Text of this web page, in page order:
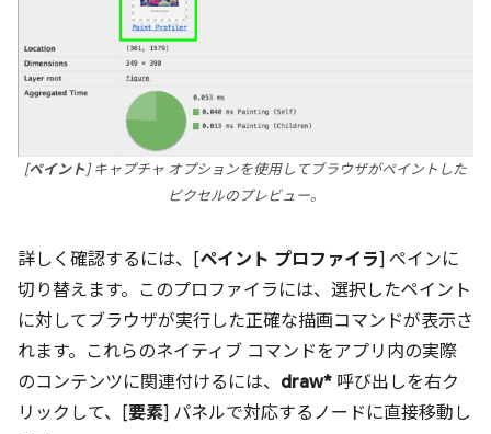
[ペイント] キャプチャ オプションを使用してブラウザがペイントした
ピクセルのプレビュー。
詳しく確認するには、[ペイント プロファイラ] ペインに
切り替えます。このプロファイラには、選択したペイント
に対してブラウザが実行した正確な描画コマンドが表示さ
れます。これらのネイティブ コマンドをアプリ内の実際
のコンテンツに関連付けるには、 draw* 呼び出しを右ク
リックして、[要素] パネルで対応するノードに直接移動し